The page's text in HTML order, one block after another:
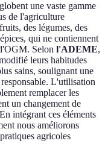
une vaste gamme
de l'agriculture
des légumes, des
qui ne contiennent
Selon l'ADEME,
leurs habitudes
sains, soulignant une
L'utilisation
remplacer les
un changement de
intégrant ces éléments
nous améliorons
agricoles